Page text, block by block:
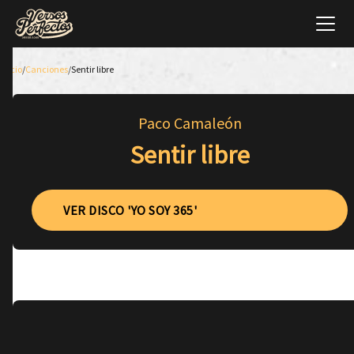
Inicio/Canciones/Sentir libre
Paco Camaleón
Sentir libre
VER DISCO 'YO SOY 365'